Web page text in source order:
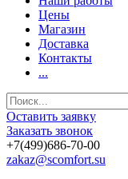
Цены
Магазин
Доставка
Контакты
...
Оставить заявку
Заказать звонок
+7(499)686-70-00
zakaz@scomfort.su